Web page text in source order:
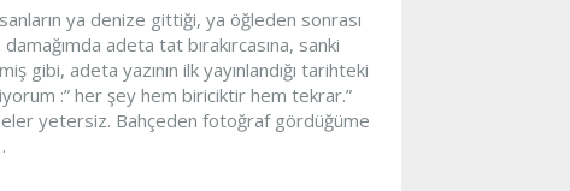
ya denize gittiği, ya öğleden sonrası
adeta tat bırakırcasına, sanki
gibi, adeta yazının ilk yayınlandığı tarihteki
:” her şey hem biriciktir hem tekrar.”
yetersiz. Bahçeden fotoğraf gördüğüme